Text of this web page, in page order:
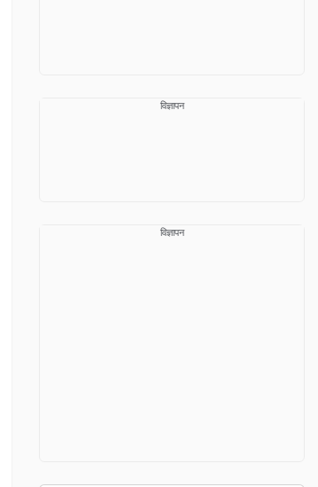
विज्ञापन
विज्ञापन